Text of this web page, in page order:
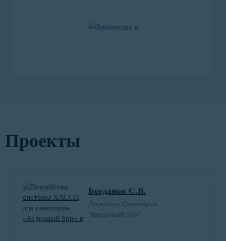
Проекты
Богданов С.В.
Директор Санатория
"Кедровый бор"